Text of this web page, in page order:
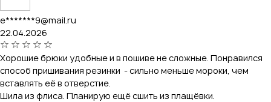
e*******9@mail.ru
22.04.2026
Хорошие брюки удобные и в пошиве не сложные. Понравился
способ пришивания резинки - сильно меньше мороки, чем
вставлять её в отверстие.
Шила из флиса. Планирую ещё сшить из плащёвки.